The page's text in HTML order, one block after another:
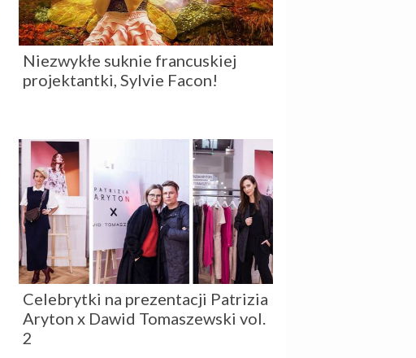
Niezwykłe suknie francuskiej
projektantki, Sylvie Facon!
Celebrytki na prezentacji Patrizia
Aryton x Dawid Tomaszewski vol.
2